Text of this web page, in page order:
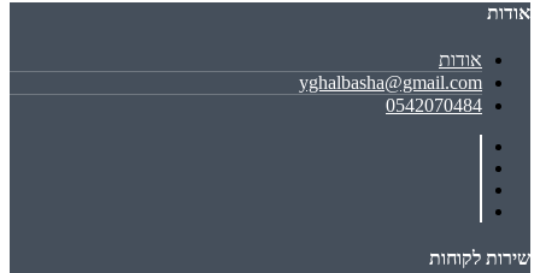
אודות
אודות
yghalbasha@gmail.com
0542070484
שירות לקוחות